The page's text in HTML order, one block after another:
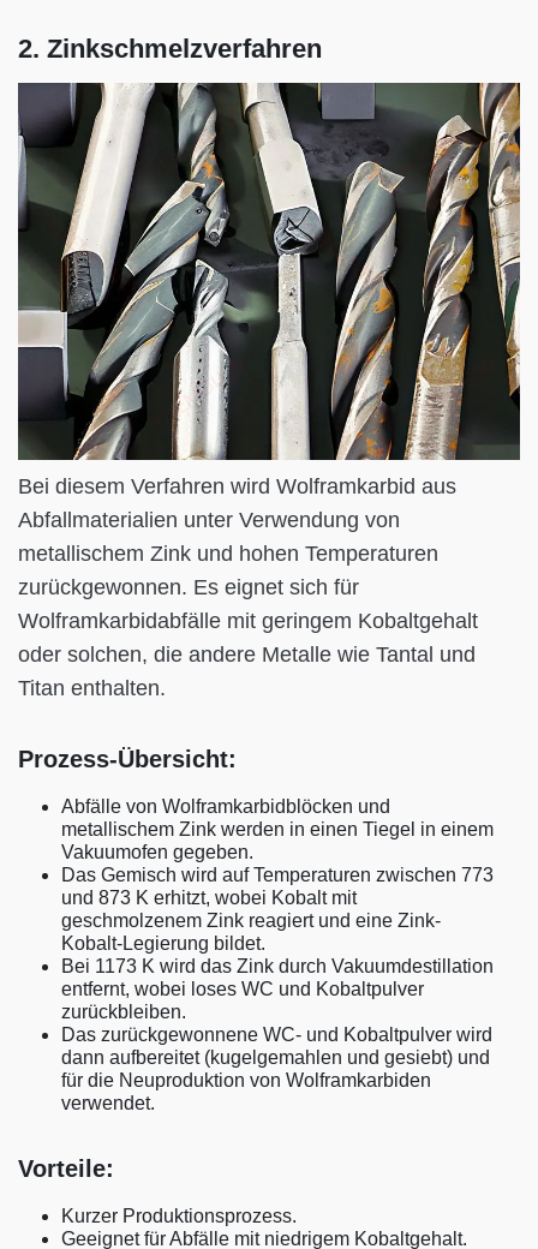
2. Zinkschmelzverfahren
Bei diesem Verfahren wird Wolframkarbid aus
Abfallmaterialien unter Verwendung von
metallischem Zink und hohen Temperaturen
zurückgewonnen. Es eignet sich für
Wolframkarbidabfälle mit geringem Kobaltgehalt
oder solchen, die andere Metalle wie Tantal und
Titan enthalten.
Prozess-Übersicht:
Abfälle von Wolframkarbidblöcken und
metallischem Zink werden in einen Tiegel in einem
Vakuumofen gegeben.
Das Gemisch wird auf Temperaturen zwischen 773
und 873 K erhitzt, wobei Kobalt mit
geschmolzenem Zink reagiert und eine Zink-
Kobalt-Legierung bildet.
Bei 1173 K wird das Zink durch Vakuumdestillation
entfernt, wobei loses WC und Kobaltpulver
zurückbleiben.
Das zurückgewonnene WC- und Kobaltpulver wird
dann aufbereitet (kugelgemahlen und gesiebt) und
für die Neuproduktion von Wolframkarbiden
verwendet.
Vorteile:
Kurzer Produktionsprozess.
Geeignet für Abfälle mit niedrigem Kobaltgehalt.